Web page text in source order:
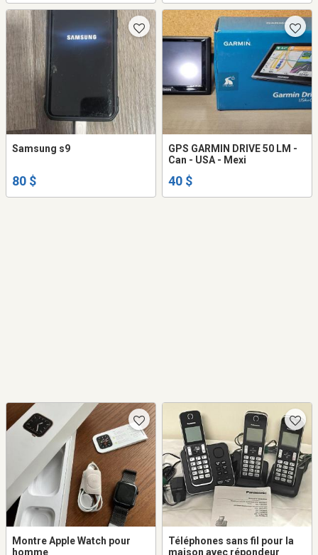
Samsung s9
80 $
GPS GARMIN DRIVE 50 LM -
Can - USA - Mexi
40 $
Montre Apple Watch pour
homme
Téléphones sans fil pour la
maison avec répondeur